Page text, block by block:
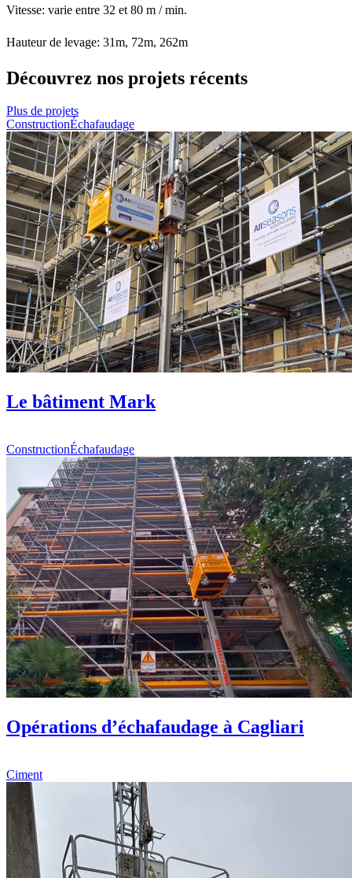
Vitesse: varie entre 32 et 80 m / min.
Hauteur de levage: 31m, 72m, 262m
Découvrez nos projets récents
Plus de projets
ConstructionÉchafaudage
Le bâtiment Mark
ConstructionÉchafaudage
Opérations d’échafaudage à Cagliari
Ciment